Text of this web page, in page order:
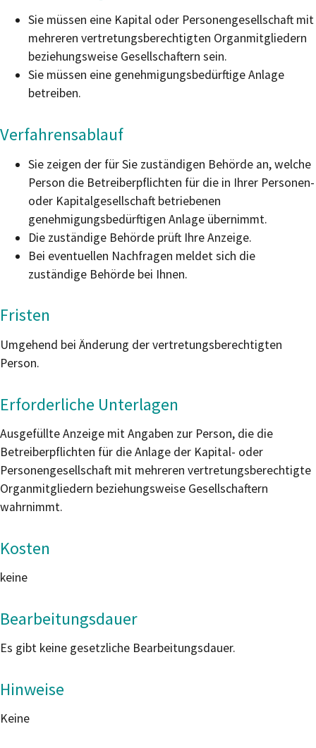
Sie müssen eine Kapital oder Personengesellschaft mit
mehreren vertretungsberechtigten Organmitgliedern
beziehungsweise Gesellschaftern sein.
Sie müssen eine genehmigungsbedürftige Anlage
betreiben.
Verfahrensablauf
Sie zeigen der für Sie zuständigen Behörde an, welche
Person die Betreiberpflichten für die in Ihrer Personen-
oder Kapitalgesellschaft betriebenen
genehmigungsbedürftigen Anlage übernimmt.
Die zuständige Behörde prüft Ihre Anzeige.
Bei eventuellen Nachfragen meldet sich die
zuständige Behörde bei Ihnen.
Fristen
Umgehend bei Änderung der vertretungsberechtigten
Person.
Erforderliche Unterlagen
Ausgefüllte Anzeige mit Angaben zur Person, die die
Betreiberpflichten für die Anlage der Kapital- oder
Personengesellschaft mit mehreren vertretungsberechtigte
Organmitgliedern beziehungsweise Gesellschaftern
wahrnimmt.
Kosten
keine
Bearbeitungsdauer
Es gibt keine gesetzliche Bearbeitungsdauer.
Hinweise
Keine